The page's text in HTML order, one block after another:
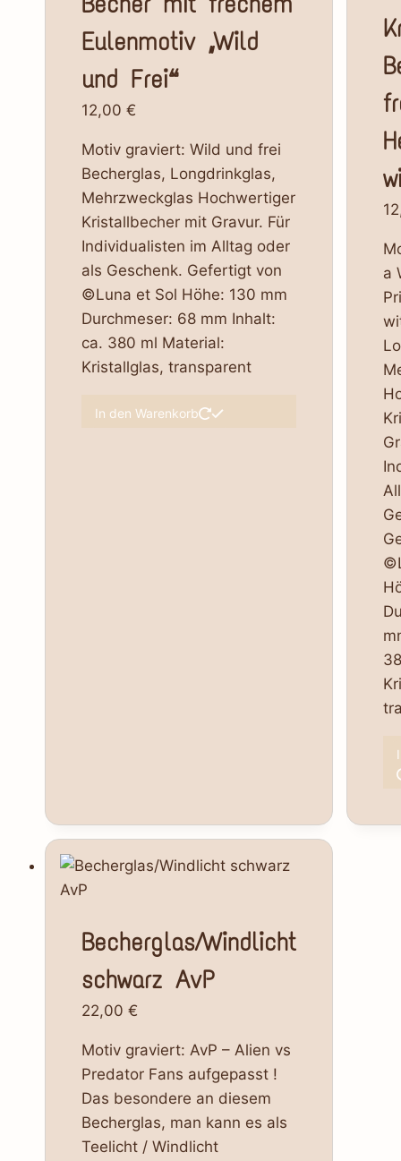
Eulenmotiv „Wild
und Frei“
12,00 €
Motiv graviert: Wild und frei
Becherglas, Longdrinkglas,
Mehrzweckglas Hochwertiger
Kristallbecher mit Gravur. Für
Individualisten im Alltag oder
als Geschenk. Gefertigt von
©Luna et Sol Höhe: 130 mm
Durchmeser: 68 mm Inhalt:
ca. 380 ml Material:
Kristallglas, transparent
In den Warenkorb
a
Becherglas/Windlicht
schwarz AvP
22,00 €
Motiv graviert: AvP – Alien vs
Predator Fans aufgepasst !
Das besondere an diesem
Becherglas, man kann es als
Teelicht / Windlicht